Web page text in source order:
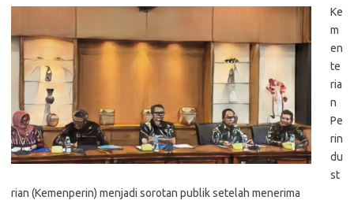
Ke
m
en
te
ria
n
Pe
rin
du
st
rian (Kemenperin) menjadi sorotan publik setelah menerima